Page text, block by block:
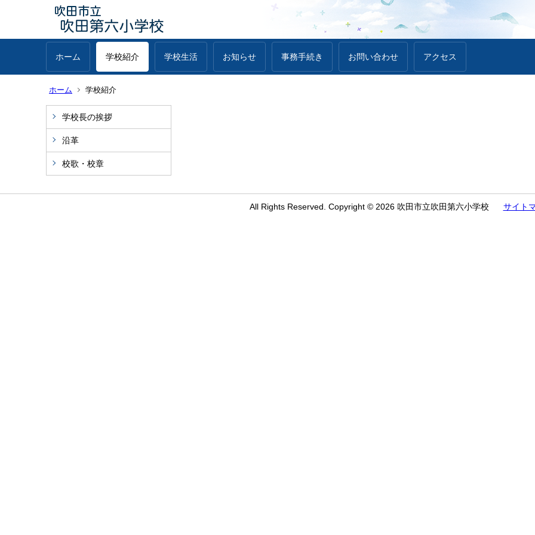
ホーム 学校紹介 学校生活 お知らせ 事務手続き お問い合わせ アクセス
ホーム 学校紹介
学校長の挨拶
沿革
校歌・校章
All Rights Reserved. Copyright © 2026 吹田市立吹田第六小学校 サイト